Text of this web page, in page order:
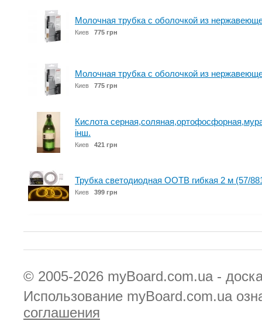
Молочная трубка с оболочкой из
Киев 775 грн
Молочная трубка с оболочкой из
Киев 775 грн
Кислота
інш.
Киев 421 грн
Трубка светодиодная OOTB гибкая 2 м (57/
Киев 399 грн
© 2005-2026 myBoard.com.ua -
Использование myBoard.com.ua
соглашения